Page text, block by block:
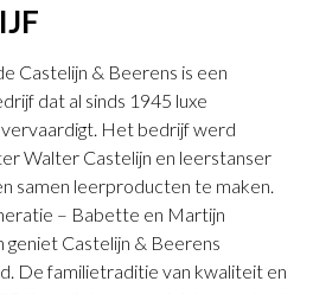
Castelijn & Beerens is een
dat al sinds 1945 luxe
Het bedrijf werd
Walter Castelijn en leerstanser
samen leerproducten te maken.
– Babette en Martijn
geniet Castelijn & Beerens
De familietraditie van kwaliteit en